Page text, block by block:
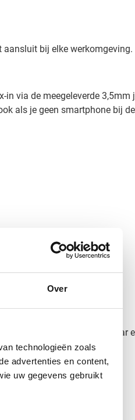
Over
technologieën zoals
advertenties en content,
uw gegevens gebruikt
bij elke werkomgeving.
in via de meegeleverde 3,5mm
als je geen smartphone bij
Onze specialisten met 45 jaar
speakers!